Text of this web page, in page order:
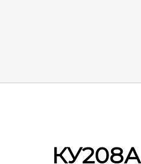
КУ208А